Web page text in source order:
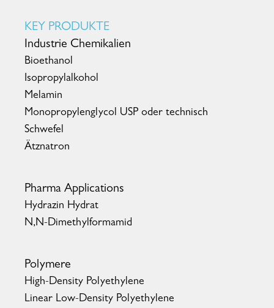
KEY PRODUKTE
Industrie Chemikalien
Bioethanol
Isopropylalkohol
Melamin
Monopropylenglycol USP oder technisch
Schwefel
Ätznatron
Pharma Applications
Hydrazin Hydrat
N,N-Dimethylformamid
Polymere
High-Density Polyethylene
Linear Low-Density Polyethylene